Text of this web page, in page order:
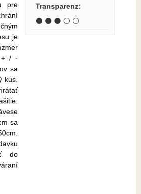
pre
je
+ / -
sa
kus.
sa
do
Transparenz:
⚫ ⚫ ⚫ ⚪ ⚪